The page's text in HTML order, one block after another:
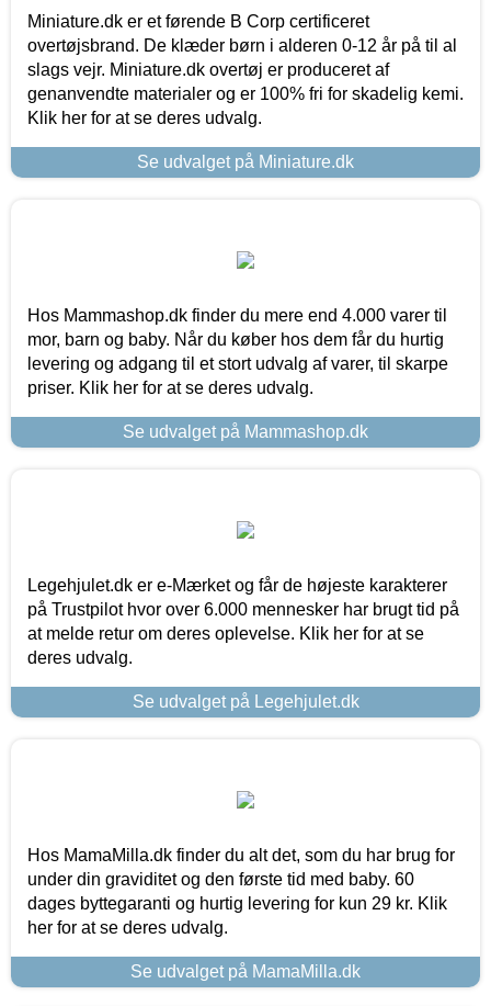
Miniature.dk er et førende B Corp certificeret
overtøjsbrand. De klæder børn i alderen 0-12 år på til al
slags vejr. Miniature.dk overtøj er produceret af
genanvendte materialer og er 100% fri for skadelig kemi.
Klik her for at se deres udvalg.
Se udvalget på Miniature.dk
Hos Mammashop.dk finder du mere end 4.000 varer til
mor, barn og baby. Når du køber hos dem får du hurtig
levering og adgang til et stort udvalg af varer, til skarpe
priser. Klik her for at se deres udvalg.
Se udvalget på Mammashop.dk
Legehjulet.dk er e-Mærket og får de højeste karakterer
på Trustpilot hvor over 6.000 mennesker har brugt tid på
at melde retur om deres oplevelse. Klik her for at se
deres udvalg.
Se udvalget på Legehjulet.dk
Hos MamaMilla.dk finder du alt det, som du har brug for
under din graviditet og den første tid med baby. 60
dages byttegaranti og hurtig levering for kun 29 kr. Klik
her for at se deres udvalg.
Se udvalget på MamaMilla.dk